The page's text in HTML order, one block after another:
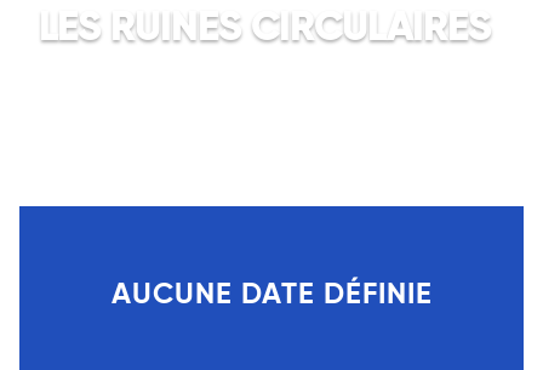
LES RUINES CIRCULAIRES
AUCUNE DATE DÉFINIE